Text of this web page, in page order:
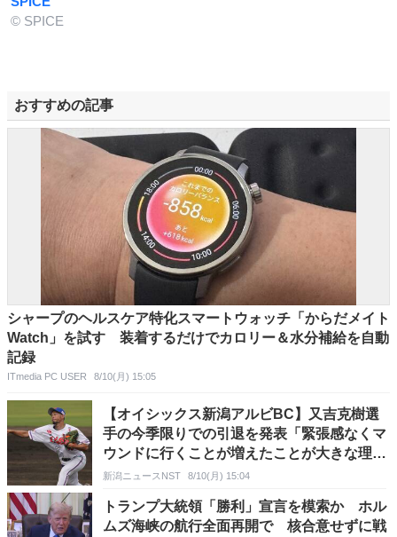
© SPICE
おすすめの記事
シャープのヘルスケア特化スマートウォッチ「からだメイト
Watch」を試す 装着するだけでカロリー＆水分補給を自動
記録
ITmedia PC USER 8/10(月) 15:05
【オイシックス新潟アルビBC】又吉克樹選
手の今季限りでの引退を発表「緊張感なくマ
ウンドに行くことが増えたことが大きな理
由」【コメント全文】
新潟ニュースNST 8/10(月) 15:04
トランプ大統領「勝利」宣言を模索か ホル
ムズ海峡の航行全面再開で 核合意せずに戦